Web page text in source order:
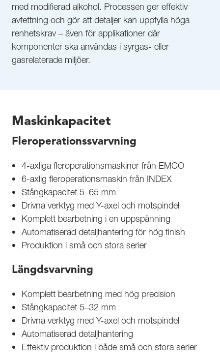
med modifierad alkohol. Processen ger effektiv
avfettning och gör att detaljer kan uppfylla höga
renhetskrav – även för applikationer där
komponenter ska användas i syrgas- eller
gasrelaterade miljöer.
Maskinkapacitet
Fleroperationssvarvning
4-axliga fleroperationsmaskiner från EMCO
6-axlig fleroperationsmaskin från INDEX
Stångkapacitet 5–65 mm
Drivna verktyg med Y-axel och motspindel
Komplett bearbetning i en uppspänning
Automatiserad detaljhantering för hög finish
Produktion i små och stora serier
Längdsvarvning
Komplett bearbetning med hög precision
Stångkapacitet 5–32 mm
Drivna verktyg med Y-axel och motspindel
Automatiserad detaljhantering
Effektiv produktion i både små och stora serier